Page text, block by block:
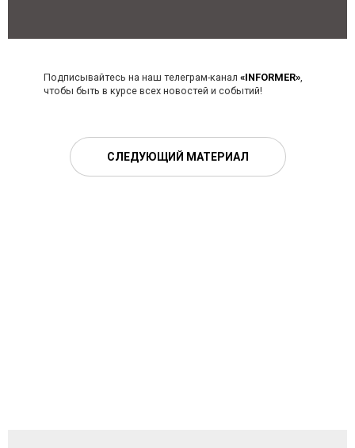
Подписывайтесь на наш телеграм-канал «INFORMER»,
чтобы быть в курсе всех новостей и событий!
СЛЕДУЮЩИЙ МАТЕРИАЛ